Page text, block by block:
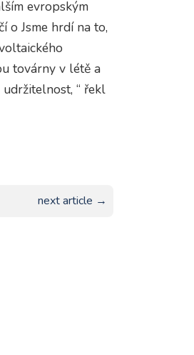
evropským
o Jsme hrdí na to,
továrny v létě a
“ řekl
next article →